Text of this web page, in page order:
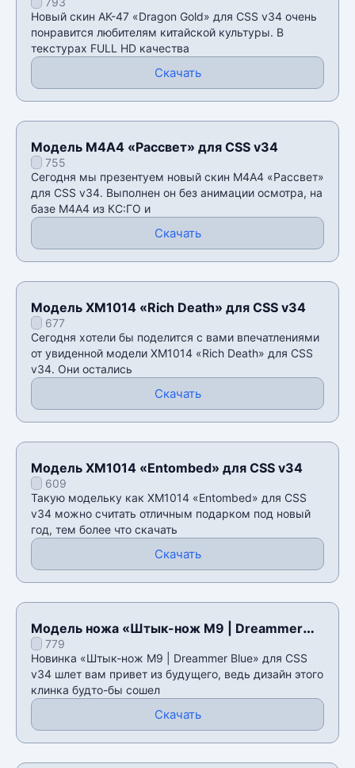
Новый скин AK-47 «Dragon Gold» для CSS v34 очень
понравится любителям китайской культуры. В
текстурах FULL HD качества
Скачать
Модель М4А4 «Рассвет» для CSS v34
755
Сегодня мы презентуем новый скин М4А4 «Рассвет»
для CSS v34. Выполнен он без анимации осмотра, на
базе М4А4 из КС:ГО и
Скачать
Модель XM1014 «Rich Death» для CSS v34
677
Сегодня хотели бы поделится с вами впечатлениями
от увиденной модели XM1014 «Rich Death» для CSS
v34. Они остались
Скачать
Модель XM1014 «Entombed» для CSS v34
609
Такую модельку как XM1014 «Entombed» для CSS
v34 можно считать отличным подарком под новый
год, тем более что скачать
Скачать
Модель ножа «Штык-нож M9 | Dreammer
Blue» для CSS v34
779
Новинка «Штык-нож M9 | Dreammer Blue» для CSS
v34 шлет вам привет из будущего, ведь дизайн этого
клинка будто-бы сошел
Скачать